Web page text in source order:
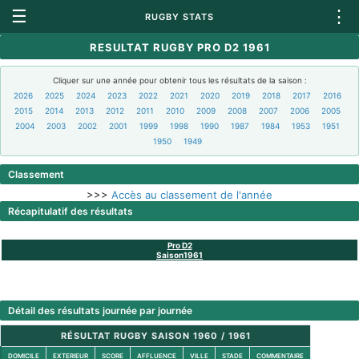
☰ RUGBY STATS ⋮
RESULTAT RUGBY PRO D2 1961
Cliquer sur une année pour obtenir tous les résultats de la saison :
2026
2025 2024 2023 2022 2021 2020 2019 2018 2017
2016
2015
2014 2013 2012 2011 2010 2009 2008 2007 2006
2005
2004
2003 2002 2001 1999 1998 1990 1987 1984 1953
1951
1950
1949
Classement
>>> Accès au classement de l'année
Récapitulatif des résultats
Pro D2
Saison1961
Détail des résultats journée par journée
RÉSULTAT RUGBY SAISON 1960 / 1961
DOMICILE EXTERIEUR SCORE AFFLUENCE VILLE STADE COMMENTAIRE